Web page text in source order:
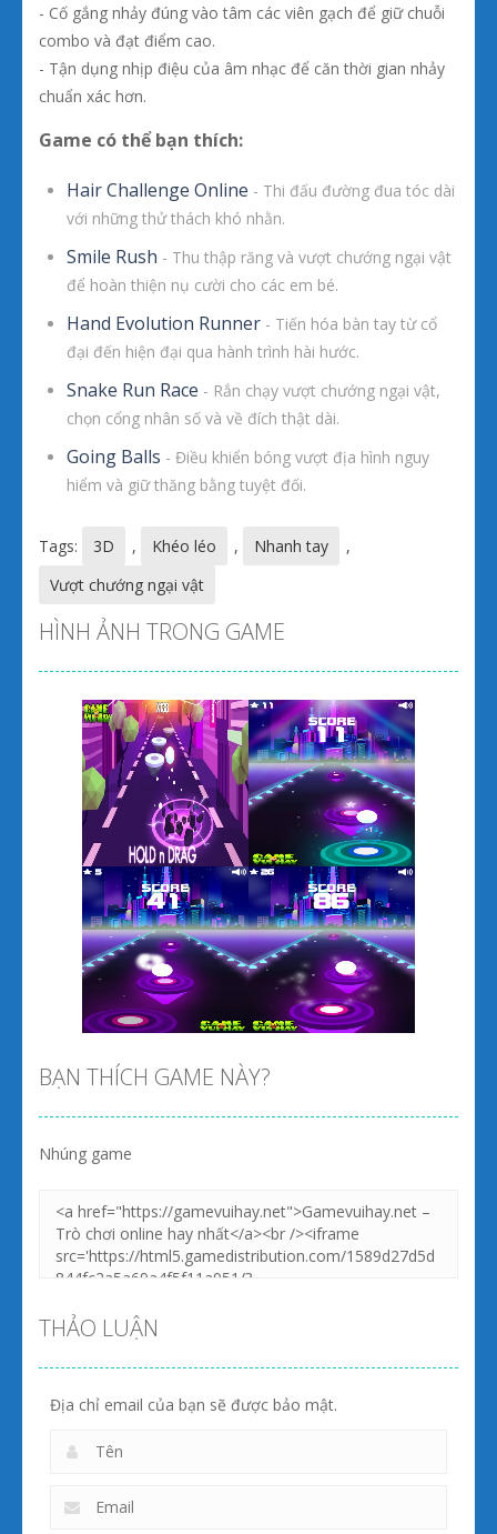
- Cố gắng nhảy đúng vào tâm các viên gạch để giữ chuỗi
combo và đạt điểm cao.
- Tận dụng nhịp điệu của âm nhạc để căn thời gian nhảy
chuẩn xác hơn.
Game có thể bạn thích:
Hair Challenge Online - Thi đấu đường đua tóc dài
với những thử thách khó nhằn.
Smile Rush - Thu thập răng và vượt chướng ngại vật
để hoàn thiện nụ cười cho các em bé.
Hand Evolution Runner - Tiến hóa bàn tay từ cổ
đại đến hiện đại qua hành trình hài hước.
Snake Run Race - Rắn chạy vượt chướng ngại vật,
chọn cổng nhân số và về đích thật dài.
Going Balls - Điều khiển bóng vượt địa hình nguy
hiểm và giữ thăng bằng tuyệt đối.
Tags: 3D , Khéo léo , Nhanh tay
,
Vượt chướng ngại vật
HÌNH ẢNH TRONG GAME
PLAY
Zoom PLAY
Zoom
BẠN THÍCH GAME NÀY?
Nhúng game
THẢO LUẬN
Địa chỉ email của bạn sẽ được bảo mật.